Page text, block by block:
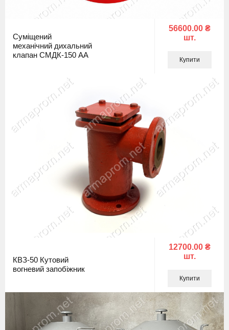
Суміщений
механічний дихальний
клапан СМДК-150 АА
56600.00 ₴
шт.
Купити
КВЗ-50 Кутовий
вогневий запобіжник
12700.00 ₴
шт.
Купити